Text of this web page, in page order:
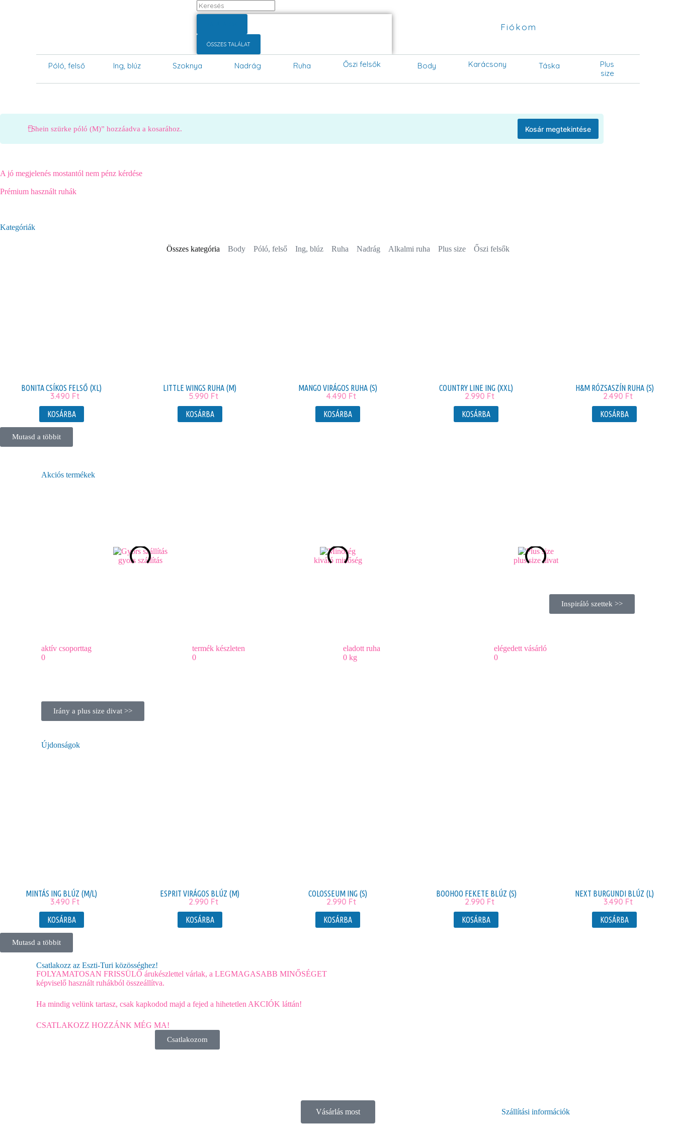
ÖSSZES TALÁLAT
Fiókom
Póló, felső Ing, blúz Szoknya Nadrág Ruha Őszi felsők Body Karácsony Táska
Plus
size
“Shein szürke póló (M)” hozzáadva a kosarához. Kosár megtekintése
A jó megjelenés mostantól nem pénz kérdése
Prémium használt ruhák
Kategóriák
Body Póló, felső Ing, blúz Ruha Nadrág Alkalmi ruha Plus size Őszi felsők
Összes kategória
BONITA CSÍKOS FELSŐ (XL)
3.490 Ft
KOSÁRBA
LITTLE WINGS RUHA (M)
5.990 Ft
KOSÁRBA
MANGO VIRÁGOS RUHA (S)
4.490 Ft
KOSÁRBA
COUNTRY LINE ING (XXL)
2.990 Ft
KOSÁRBA
H&M RÓZSASZÍN RUHA (S)
2.490 Ft
KOSÁRBA
Mutasd a többit
Akciós termékek
gyors szállítás kiváló minőség plus size divat
Inspiráló szettek >>
aktív csoporttag
0
termék készleten
0
eladott ruha
0 kg
elégedett vásárló
0
Irány a plus size divat >>
Újdonságok
MINTÁS ING BLÚZ (M/L)
3.490 Ft
KOSÁRBA
ESPRIT VIRÁGOS BLÚZ (M)
2.990 Ft
KOSÁRBA
COLOSSEUM ING (S)
2.990 Ft
KOSÁRBA
BOOHOO FEKETE BLÚZ (S)
2.990 Ft
KOSÁRBA
NEXT BURGUNDI BLÚZ (L)
3.490 Ft
KOSÁRBA
Mutasd a többit
Csatlakozz az Eszti-Turi közösséghez!
FOLYAMATOSAN FRISSÜLŐ árukészlettel várlak, a LEGMAGASABB MINŐSÉGET
képviselő használt ruhákból összeállítva.
Ha mindig velünk tartasz, csak kapkodod majd a fejed a hihetetlen AKCIÓK láttán!
CSATLAKOZZ HOZZÁNK MÉG MA!
Csatlakozom
Vásárlás most Szállítási információk